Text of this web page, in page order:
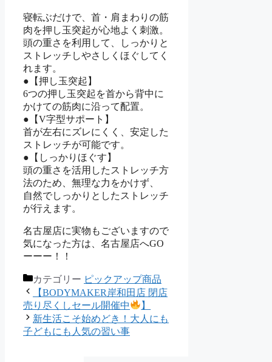
寝転ぶだけで、首・肩まわりの筋
肉を押し玉突起が心地よく刺激。
頭の重さを利用して、しっかりと
ストレッチしやさしくほぐしてく
れます。
●【押し玉突起】
6つの押し玉突起を首から背中に
かけての筋肉に沿って配置。
●【V字型サポート】
首が左右にズレにくく、安定した
ストレッチが可能です。
●【しっかりほぐす】
頭の重さを活用したストレッチ方
法のため、無理な力をかけず、
自然でしっかりとしたストレッチ
が行えます。
名古屋店に実物もございますので
気になった方は、名古屋店へGO
ーーー！！
カテゴリー ピックアップ商品
【BODYMAKER岸和田店 閉店
売り尽くしセール開催中
】
新生活こそ始めどき！大人にも
子どもにも人気の習い事